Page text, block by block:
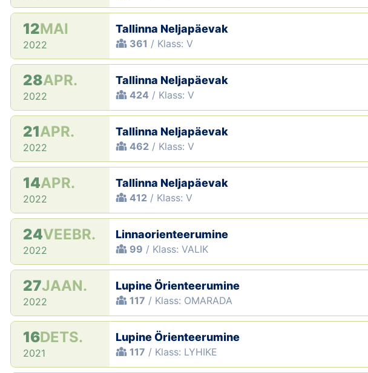
12MAI
2022
Tallinna Neljapäevak
361 / Klass: V
28APR.
2022
Tallinna Neljapäevak
424 / Klass: V
21APR.
2022
Tallinna Neljapäevak
462 / Klass: V
14APR.
2022
Tallinna Neljapäevak
412 / Klass: V
24VEEBR.
2022
Linnaorienteerumine
99 / Klass: VALIK
27JAAN.
2022
Lupine Örienteerumine
117 / Klass: OMARADA
16DETS.
2021
Lupine Örienteerumine
117 / Klass: LYHIKE